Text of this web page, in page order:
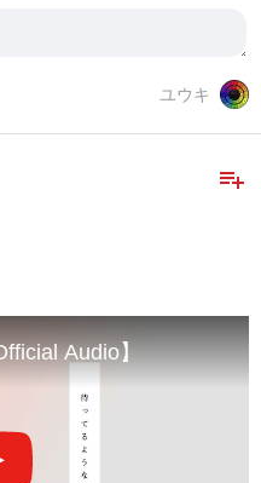
ユウキ
playlist_add
Audio】